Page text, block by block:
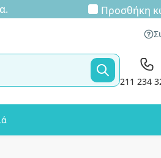
Προσθήκη
211 234